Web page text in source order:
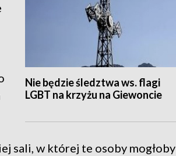
Nie będzie śledztwa ws. flagi
LGBT na krzyżu na Giewoncie
sali, w której te osoby mogłoby